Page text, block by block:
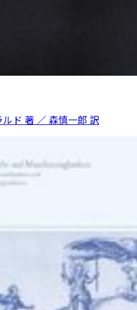
ド 著 ／ 森慎一郎 訳